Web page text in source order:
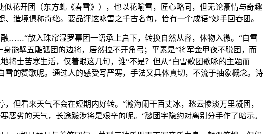
花开团（东方虬《春雪》），也以花喻雪，匠心略同，但无论豪情与奇趣
造境俱称奇绝。要品评这咏雪之千古名句，恰有一个成语“妙手回春团。
……“散入珠帘湿罗幕团一语承上启下，转换自然从容，体物入微。“白雪
能擘五雕弧团的边将，居然拉不开角弓；平素是“将军金甲夜不脱团，而
将士苦寒生活，仅着眼这几句，谁“不是？但从“白雪歌团歌咏的主题而
的赞歌呢。通过人的感受写严寒，手法又具体真切，不流于抽象概念。诗
但看来天气不会在短期内好转。“瀚海阑干百丈冰，愁云惨淡万里凝团，
劣的天气，长途跋涉将是艰辛的呢。“愁团字隐约对离别分手作了暗示。